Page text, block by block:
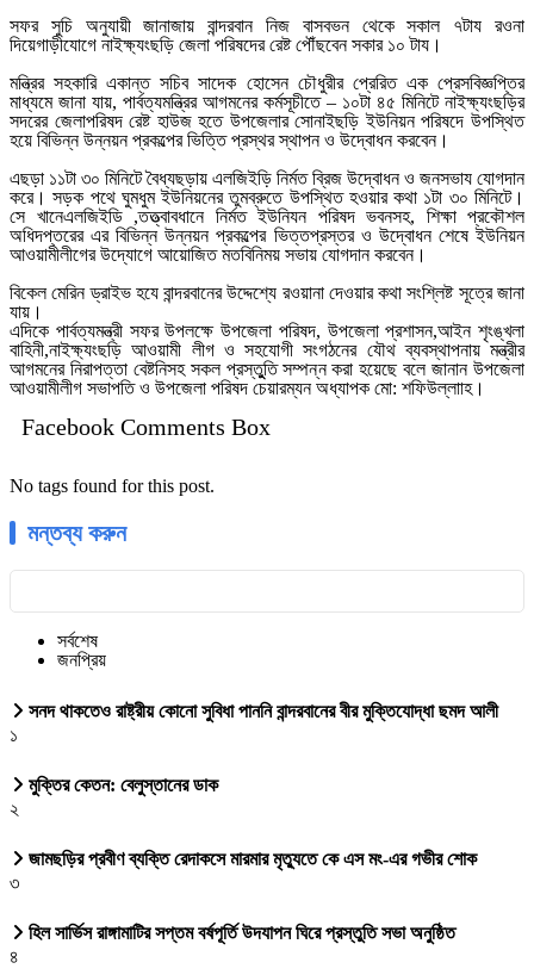
সফর সুচি অনুযায়ী জানাজায় বান্দরবান নিজ বাসবভন থেকে সকাল ৭টায রওনা
দিয়েগাড়ীযোগে নাইক্ষ্যংছড়ি জেলা পরিষদের রেষ্ট পৌঁছবেন সকার ১০ টায।
মন্ত্রির সহকারি একান্ত সচিব সাদেক হোসেন চৌধুরীর প্রেরিত এক প্রেসবিজ্ঞপ্তির
মাধ্যমে জানা যায়, পার্বত্যমন্ত্রির আগমনের কর্মসূচীতে – ১০টা ৪৫ মিনিটে নাইক্ষ্যংছড়ির
সদরের জেলাপরিষদ রেষ্ট হাউজ হতে উপজেলার সোনাইছড়ি ইউনিয়ন পরিষদে উপস্থিত
হয়ে বিভিন্ন উন্নয়ন প্রকল্পের ভিত্তি প্রস্থর স্থাপন ও উদ্বোধন করবেন।
এছড়া ১১টা ৩০ মিনিটে বৈধ্যছড়ায় এলজিইড়ি নির্মত ব্রিজ উদ্বোধন ও জনসভায যোগদান
করে। সড়ক পথে ঘুমধুম ইউনিয়নের তুমব্রুতে উপস্থিত হওয়ার কথা ১টা ৩০ মিনিটে।
সে খানেএলজিইডি ,তত্ত্বাবধানে নির্মত ইউনিযন পরিষদ ভবনসহ, শিক্ষা প্রকৌশল
অধিদপ্তরের এর বিভিন্ন উন্নয়ন প্রকল্পের ভিত্তপ্রস্তর ও উদ্বোধন শেষে ইউনিয়ন
আওয়ামীলীগের উদ্যোগে আয়োজিত মতবিনিময় সভায় যোগদান করবেন।
বিকেল মেরিন ড্রাইভ হযে বান্দরবানের উদ্দেশ্যে রওয়ানা দেওয়ার কথা সংশ্লিষ্ট সূত্রে জানা
যায়।
এদিকে পার্বত্যমন্ত্রী সফর উপলক্ষে উপজেলা পরিষদ, উপজেলা প্রশাসন,আইন শৃংঙ্খলা
বাহিনী,নাইক্ষ্যংছড়ি আওয়ামী লীগ ও সহযোগী সংগঠনের যৌথ ব্যবস্থাপনায় মন্ত্রীর
আগমনের নিরাপত্তা বেষ্টনিসহ সকল প্রস্তুুতি সম্পন্ন করা হয়েছে বলে জানান উপজেলা
আওয়ামীলীগ সভাপতি ও উপজেলা পরিষদ চেয়ারম্যন অধ্যাপক মো: শফিউল্লাাহ।
Facebook Comments Box
No tags found for this post.
মন্তব্য করুন
সর্বশেষ
জনপ্রিয়
সনদ থাকতেও রাষ্ট্রীয় কোনো সুবিধা পাননি বান্দরবানের বীর মুক্তিযোদ্ধা ছমদ আলী
১
মুক্তির কেতন: বেলুস্তানের ডাক
২
জামছড়ির প্রবীণ ব্যক্তি রেদাকসে মারমার মৃত্যুতে কে এস মং-এর গভীর শোক
৩
হিল সার্ভিস রাঙ্গামাটির সপ্তম বর্ষপূর্তি উদযাপন ঘিরে প্রস্তুতি সভা অনুষ্ঠিত
৪